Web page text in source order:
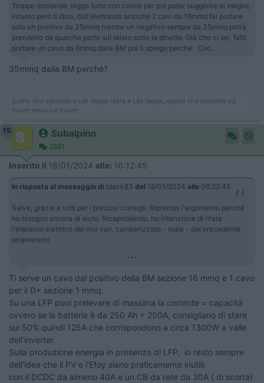
Troppe domande, leggo tutto con calma per poi poter suggerire al meglio,
intanto però ti dico, dall'elettrauto anziché 2 cavi da 16mmq fai portare
solo un positivo da 35mmq mentre un negativo sempre da 35mmq potrà
prenderlo da qualche parte sul telaio sotto la dinette. Già che ci sei, fatti
portare un cavo da 6mmq dalla BM poi ti spiego perché. Ciro.
35mmq dalla BM perché?
quello che succede a Las Vegas resta a Las Vegas, quello che succede sul
forum resta sul forum
15 Subalpino
2861
Inserito il 18/01/2024 alle: 16:12:45
In risposta al messaggio di black83 del 18/01/2024 alle 06:22:45
Salve, grazie a tutti per i preziosi consigli. Riprendo l'argomento perchè
ho bisogno ancora di aiuto. Ricapitolando, ho intenzione di rifare
l'impianto elettrico del mio van, camperizzato - male - dal precedente
proprietario,
...
Ti serve un cavo dal positivo della BM sezione 16 mmq e 1 cavo
per il D+ sezione 1 mmq.
Su una LFP puoi prelevare di massima la corrente = capacità
ovvero se la batteria è da 250 Ah = 250A, consigliano di stare
sul 50% quindi 125A che corrispondono a circa 1300W a valle
dell’inverter.
Sulla produzione energia in presenza di LFP, io resto sempre
dell’idea che il PV e l’Efoy siano praticamente inutili.
con il DCDC da almeno 40A e un CB da rete da 30A ( di scorta)